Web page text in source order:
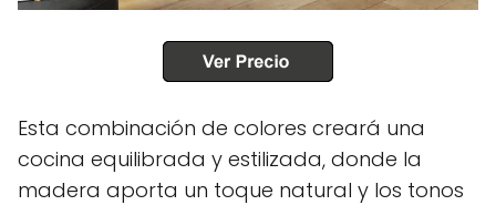
Esta combinación de colores creará una
cocina equilibrada y estilizada, donde la
madera aporta un toque natural y los tonos